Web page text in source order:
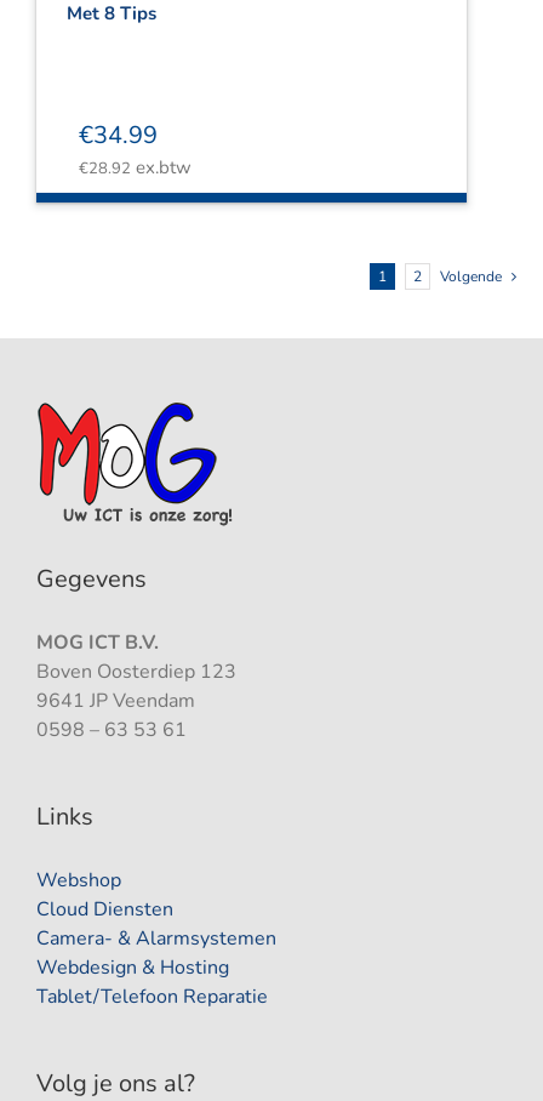
Met 8 Tips
€34.99
€28.92 ex.btw
1 2 Volgende
Gegevens
MOG ICT B.V.
Boven Oosterdiep 123
9641 JP Veendam
0598 – 63 53 61
Links
Webshop
Cloud Diensten
Camera- & Alarmsystemen
Webdesign & Hosting
Tablet/Telefoon Reparatie
Volg je ons al?